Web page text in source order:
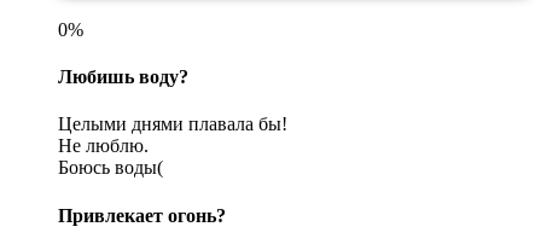
0%
Любишь воду?
Целыми днями плавала бы!
Не люблю.
Боюсь воды(
Привлекает огонь?